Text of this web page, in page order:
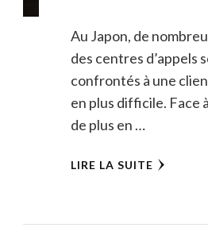
Au Japon, de
des centres d’appels
confrontés à une
en plus difficile. Face
de plus en …
LIRE LA SUITE